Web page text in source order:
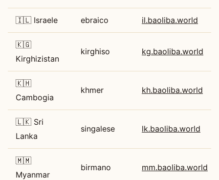
🇮🇱 Israele ebraico il.baoliba.world
🇰🇬
Kirghizistan
kirghiso kg.baoliba.world
🇰🇭
Cambogia
khmer kh.baoliba.world
🇱🇰 Sri
Lanka
singalese lk.baoliba.world
🇲🇲
Myanmar
birmano mm.baoliba.world